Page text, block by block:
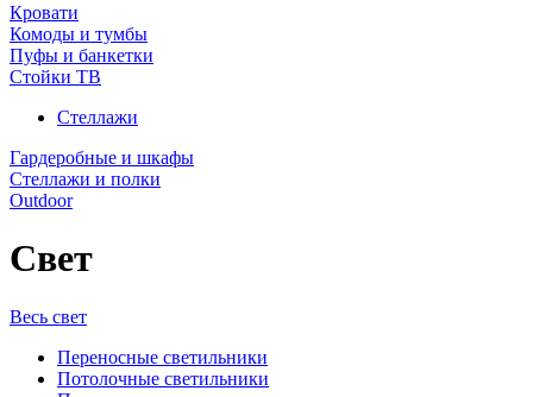
Кровати
Комоды и тумбы
Пуфы и банкетки
Стойки ТВ
Стеллажи
Гардеробные и шкафы
Стеллажи и полки
Outdoor
Свет
Весь свет
Переносные светильники
Потолочные светильники